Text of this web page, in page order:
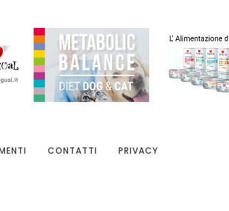
CONTATTI PRIVACY